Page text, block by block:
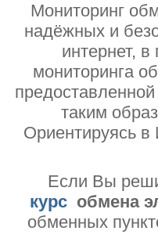
Мониторинг
надёжных и
интернет,
мониторинга
таким
Ориентируясь в
Если Вы
курс обмена
обменных